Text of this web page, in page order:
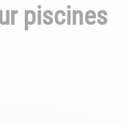
piscines